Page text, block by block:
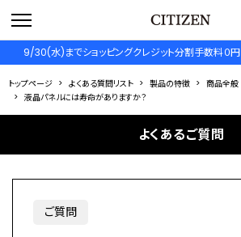
9/30(水)までショッピングクレジット分割手数料０円
トップページ よくある質問リスト 製品の特徴
商品全般
液晶パネルには寿命がありますか？
よくあるご質問
ご質問